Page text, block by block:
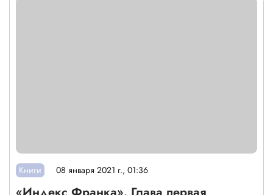
Книги 08 января 2021 г., 01:36